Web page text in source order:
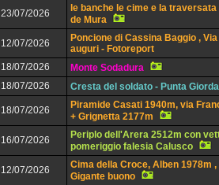
23/07/2026
le banche le cime e la
de Mura
12/07/2026
Poncione di Cassina Baggio , Via
auguri - Fotoreport
18/07/2026
Monte Sodadura
18/07/2026
Cresta del soldato - Punta
18/07/2026
Piramide Casati 1940m, via
+ Grignetta 2177m
16/07/2026
Periplo dell'Arera 2512m con
pomeriggio falesia Calusco
12/07/2026
Cima della Croce, Alben 1978m ,
Gigante buono